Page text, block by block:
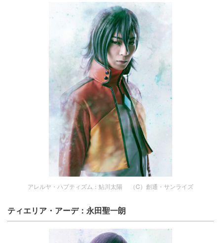
アレルヤ・ハプティズム：鮎川太陽 （C）創通・サンライズ
ティエリア・アーデ：永田聖一朗